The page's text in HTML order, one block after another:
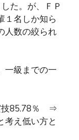
た。が、ＦＰ
１名しか知ら
人数の絞られ
一級までの一
技85.78％ ⇒
考え低い方と